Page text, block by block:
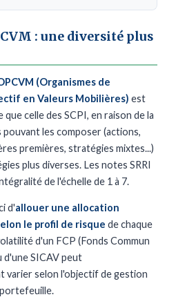
: une diversité plus
(Organismes de
en Valeurs Mobilières) est
que celle des SCPI, en raison de la
les composer (actions,
premières, stratégies mixtes...)
plus diverses. Les notes SRRI
de l'échelle de 1 à 7.
d'allouer une allocation
le profil de risque de chaque
d'un FCP (Fonds Commun
d'une SICAV peut
varier selon l'objectif de gestion